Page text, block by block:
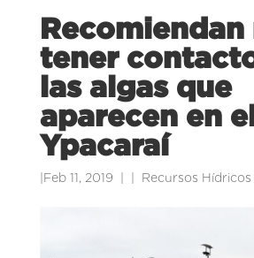
Recomiendan
tener
las algas que
aparecen en
Ypacaraí
Feb 11, 2019 Recursos Hídricos